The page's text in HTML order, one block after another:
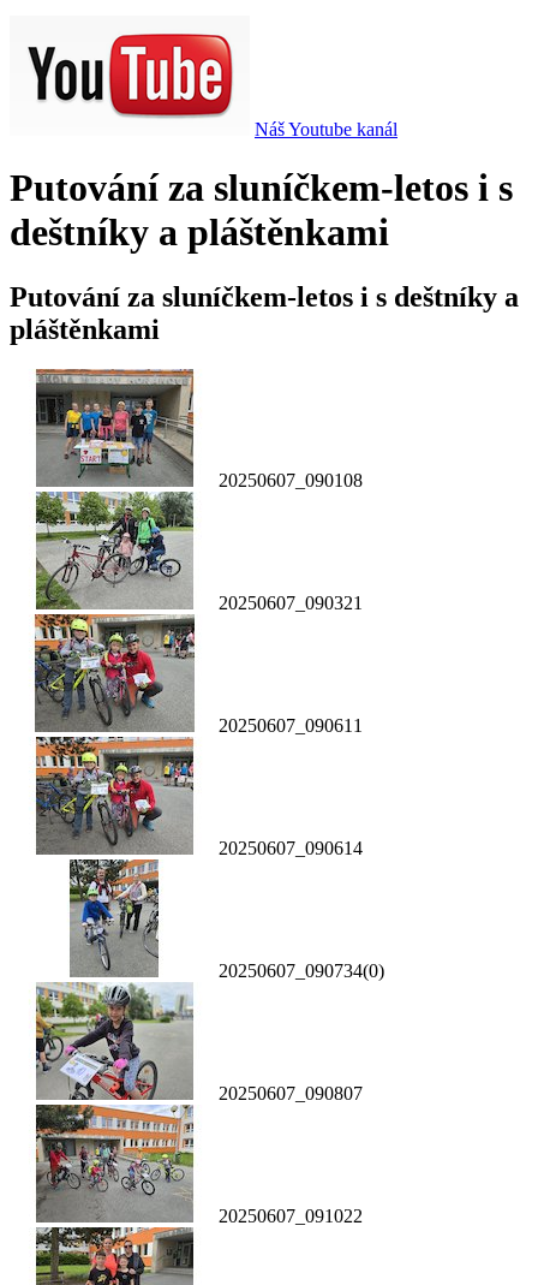
Náš Youtube kanál
Putování za sluníčkem-letos i s
deštníky a pláštěnkami
Putování za sluníčkem-letos i s deštníky a
pláštěnkami
20250607_090108
20250607_090321
20250607_090611
20250607_090614
20250607_090734(0)
20250607_090807
20250607_091022